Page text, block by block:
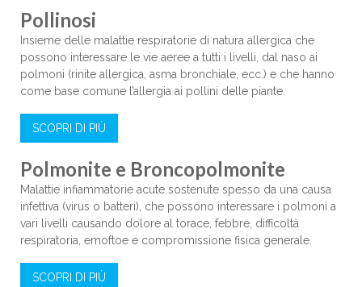
Pollinosi
Insieme delle malattie respiratorie di natura allergica che
possono interessare le vie aeree a tutti i livelli, dal naso ai
polmoni (rinite allergica, asma bronchiale, ecc.) e che hanno
come base comune l’allergia ai pollini delle piante.
SCOPRI DI PIÙ
Polmonite e Broncopolmonite
Malattie infiammatorie acute sostenute spesso da una causa
infettiva (virus o batteri), che possono interessare i polmoni a
vari livelli causando dolore al torace, febbre, difficoltà
respiratoria, emoftoe e compromissione fisica generale.
SCOPRI DI PIÙ